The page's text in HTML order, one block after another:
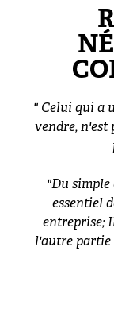
" Celui qui a
vendre, n'est
"Du
essentiel
entreprise;
l'autre partie